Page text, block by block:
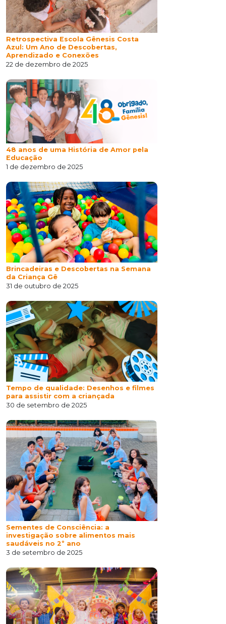
Retrospectiva Escola Gênesis Costa
Azul: Um Ano de Descobertas,
Aprendizado e Conexões
22 de dezembro de 2025
48 anos de uma História de Amor pela
Educação
1 de dezembro de 2025
Brincadeiras e Descobertas na Semana
da Criança Gê
31 de outubro de 2025
Tempo de qualidade: Desenhos e filmes
para assistir com a criançada
30 de setembro de 2025
Sementes de Consciência: a
investigação sobre alimentos mais
saudáveis no 2º ano
3 de setembro de 2025